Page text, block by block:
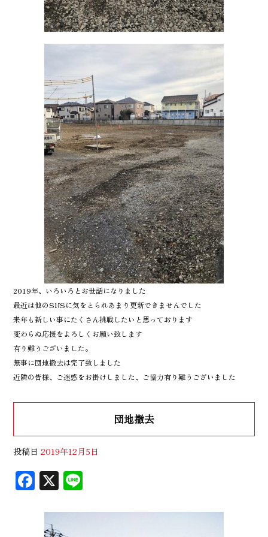
2019年、いろいろとお世話になりました
最近は他のSNSに気をとられあまり更新できませんでした
来年も新しい事にたくさん挑戦したいと思っております
変わらぬ応援をよろしくお願い致します
有り難うございました。
無事に団地撤去は完了致しました
近隣の皆様、ご迷惑をお掛けしました、ご協力有り難うございました
団地撤去
投稿日 2019年12月5日
F
eb
X
e